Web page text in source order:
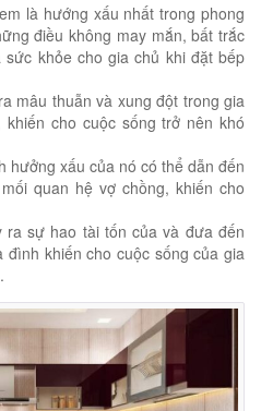
là hướng xấu nhất trong phong
điều không may mắn, bất trắc
khỏe cho gia chủ khi đặt bếp
mâu thuẫn và xung đột trong gia
cho cuộc sống trở nên khó
hưởng xấu của nó có thể dẫn đến
quan hệ vợ chồng, khiến cho
ra sự hao tài tốn của và đưa đến
khiến cho cuộc sống của gia